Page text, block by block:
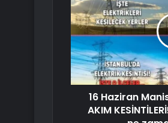
16 Haziran
AKIM